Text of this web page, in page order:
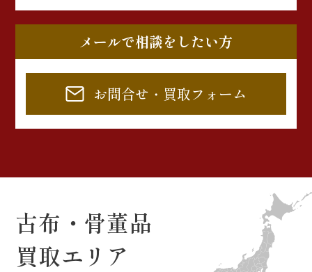
メールで相談をしたい方
お問合せ・買取フォーム
古布・骨董品
買取エリア